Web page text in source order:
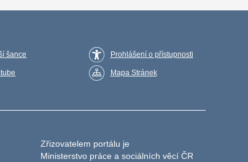
šance Prohlášení o přístupnosti
Mapa Stránek
Zřizovatelem portálu je
Ministerstvo práce a sociálních věcí ČR